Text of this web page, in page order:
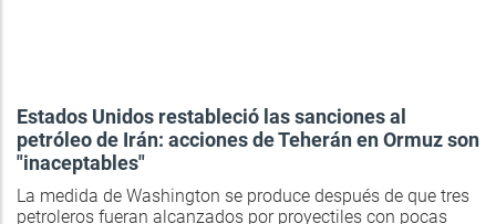
Estados Unidos restableció las sanciones al
petróleo de Irán: acciones de Teherán en Ormuz son
"inaceptables"
La medida de Washington se produce después de que tres
petroleros fueran alcanzados por proyectiles con pocas